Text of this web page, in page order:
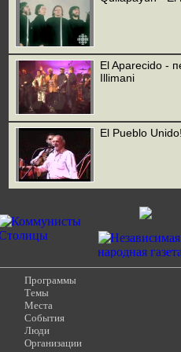
El Aparecido -
Illimani
El Pueblo
Программы
Темы
Места
События
Люди
Организации